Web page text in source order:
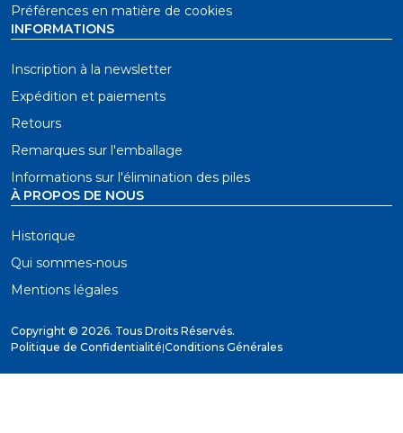
Préférences en matière de cookies
INFORMATIONS
Inscription à la newsletter
Expédition et paiements
Retours
Remarques sur l'emballage
Informations sur l'élimination des piles
À PROPOS DE NOUS
Historique
Qui sommes-nous
Mentions légales
Copyright © 2026. Tous Droits Réservés.
Politique de Confidentialité|Conditions Générales